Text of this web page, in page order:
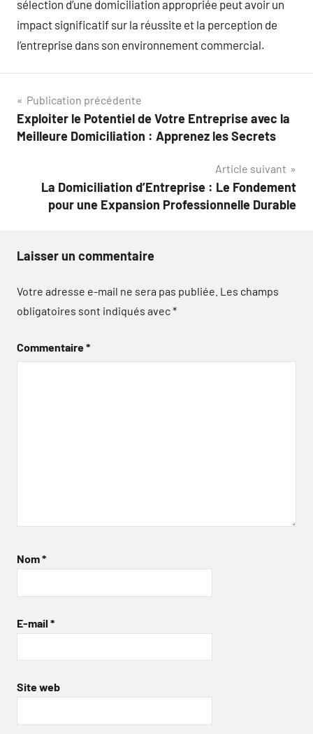
sélection d’une domiciliation appropriée peut avoir un
impact significatif sur la réussite et la perception de
l’entreprise dans son environnement commercial.
Navigation
de
Publication précédente
Exploiter le Potentiel de Votre Entreprise avec la
Meilleure Domiciliation : Apprenez les Secrets
Article suivant
La Domiciliation d’Entreprise : Le Fondement
pour une Expansion Professionnelle Durable
Laisser un commentaire
Votre adresse e-mail ne sera pas publiée. Les champs
obligatoires sont indiqués avec*
Commentaire*
Nom*
E-mail *
Site web